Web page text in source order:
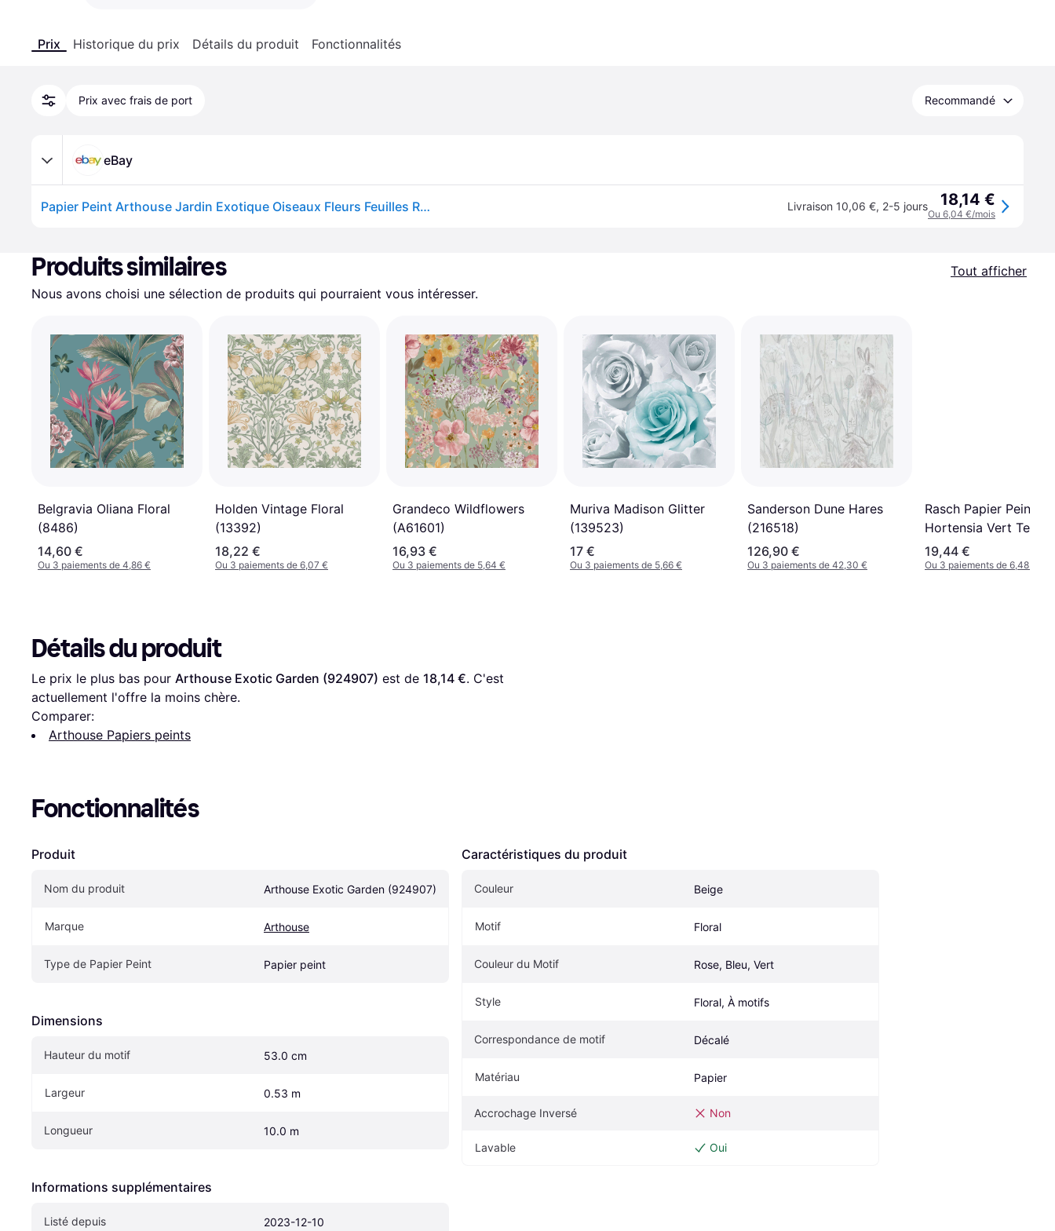
Prix Historique du prix Détails du produit Fonctionnalités
Prix avec frais de port Recommandé
eBay
Papier Peint Arthouse Jardin Exotique Oiseaux Fleurs Feuilles Rose/vert 924907 Livraison 10,06 €, 2-5 jours 18,14 €
Ou 6,04 €/mois
Produits similaires
Tout afficher
Nous avons choisi une sélection de produits qui pourraient vous intéresser.
Belgravia Oliana Floral
(8486)
14,60 €
Ou 3 paiements de 4,86 €
Holden Vintage Floral
(13392)
18,22 €
Ou 3 paiements de 6,07 €
Grandeco Wildflowers
(A61601)
16,93 €
Ou 3 paiements de 5,64 €
Muriva Madison Glitter
(139523)
17 €
Ou 3 paiements de 5,66 €
Sanderson Dune Hares
(216518)
126,90 €
Ou 3 paiements de 42,30 €
Rasch Papier Peint
Hortensia Vert Teal
19,44 €
Ou 3 paiements de 6,48 €
Détails du produit
Le prix le plus bas pour Arthouse Exotic Garden (924907) est de 18,14 €. C'est
actuellement l'offre la moins chère.
Comparer:
Arthouse Papiers peints
Fonctionnalités
Produit
Nom du produit Arthouse Exotic Garden (924907)
Marque Arthouse
Type de Papier Peint Papier peint
Dimensions
Hauteur du motif 53.0 cm
Largeur 0.53 m
Longueur 10.0 m
Informations supplémentaires
Listé depuis 2023-12-10
Caractéristiques du produit
Couleur Beige
Motif Floral
Couleur du Motif Rose, Bleu, Vert
Style Floral, À motifs
Correspondance de motif Décalé
Matériau Papier
Accrochage Inversé Non
Lavable Oui